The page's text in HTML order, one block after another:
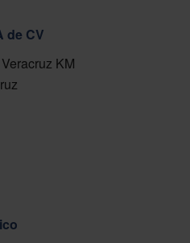
de CV
KM